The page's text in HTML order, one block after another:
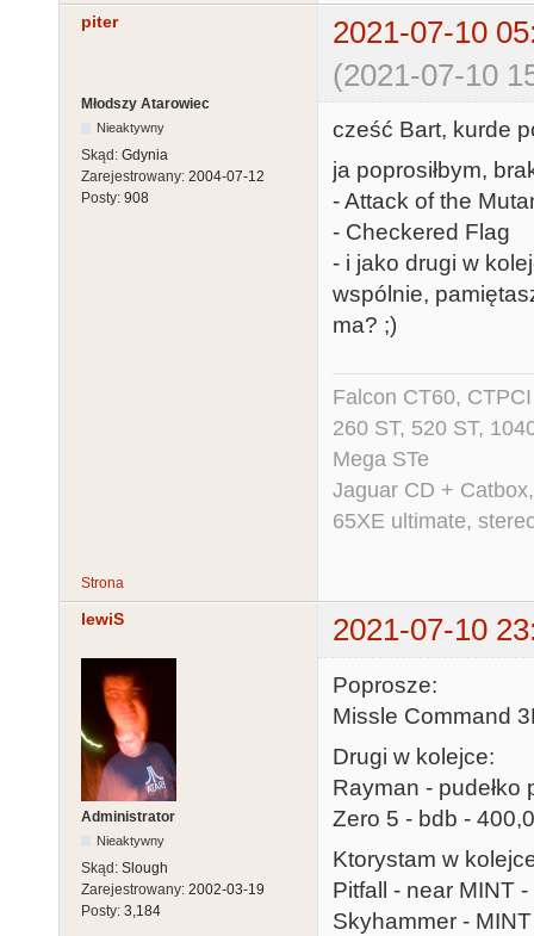
piter
2021-07-10
(2021-07-10
Młodszy Atarowiec
Nieaktywny
Skąd: Gdynia
Zarejestrowany: 2004-07-12
Posty: 908
cześć Bart, kurde
ja poprosiłbym,
- Attack of the
- Checkered Flag
- i jako drugi w
wspólnie,
ma? ;)
Falcon CT60,
260 ST, 520 ST,
Mega STe
Jaguar CD +
65XE ultimate,
Strona
lewiS 2021-07-10
Administrator
Nieaktywny
Skąd: Slough
Zarejestrowany: 2002-03-19
Posty: 3,184
Poprosze:
Missle Command
Drugi w kolejce:
Rayman - pudełko
Zero 5 - bdb -
Ktorystam w
Pitfall - near MINT -
Skyhammer - MINT